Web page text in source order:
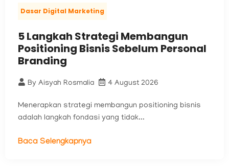
Dasar Digital Marketing
5 Langkah Strategi Membangun
Positioning Bisnis Sebelum Personal
Branding
By Aisyah Rosmalia 4 August 2026
Menerapkan strategi membangun positioning bisnis
adalah langkah fondasi yang tidak...
Baca Selengkapnya